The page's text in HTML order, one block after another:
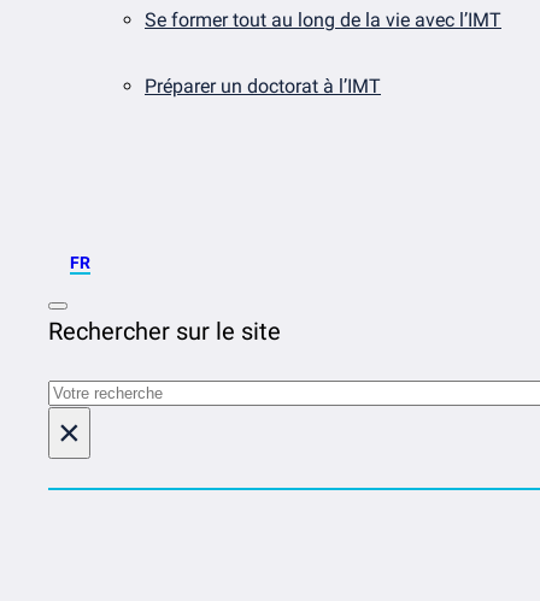
Se former tout au long de la vie avec l’IMT
Préparer un doctorat à l’IMT
FR
Rechercher sur le site
Rechercher
×